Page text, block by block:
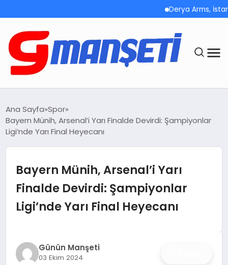
Derya Arms,
DEMOLAR
TEKNOLOJI
OYUN
ANA DEMO
Ana Sayfa Spor
Bayern Münih, Arsenal’i Yarı Finalde Devirdi: Şampiyonlar
Ligi’nde Yarı Final Heyecanı
Bayern Münih, Arsenal’i Yarı
Finalde Devirdi: Şampiyonlar
Ligi’nde Yarı Final Heyecanı
Günün Manşeti
03 Ekim 2024